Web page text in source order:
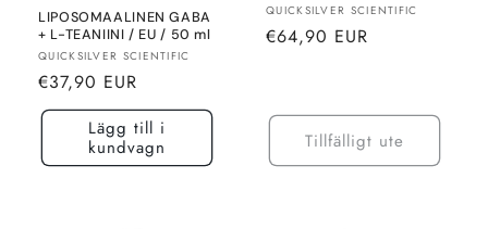
LIPOSOMAALINEN GABA
+ L-TEANIINI / EU / 50 ml
Säljare:
QUICKSILVER SCIENTIFIC
Normalt
pris
€37,90 EUR
Lägg till i
kundvagn
Säljare:
QUICKSILVER SCIENTIFIC
Normalt
€64,90 EUR
Tillfälligt ute